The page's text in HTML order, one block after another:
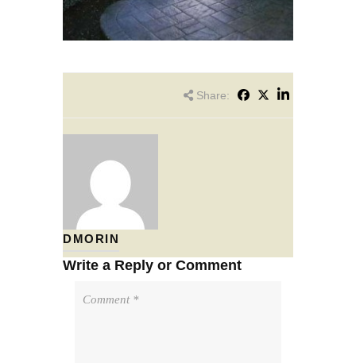
Share:
DMORIN
Write a Reply or Comment